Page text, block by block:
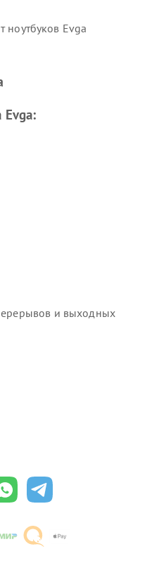
ноутбуков Evga
Evga:
и выходных